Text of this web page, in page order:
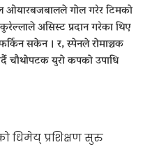
ओयारबजबालले गोल गरेर टिमको
असिस्ट प्रदान गरेका थिए
सकेन । र, स्पेनले रोमाञ्चक
चौथोपटक युरो कपको उपाधि
धिमेय् प्रशिक्षण सुरु